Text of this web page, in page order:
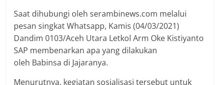
Saat dihubungi oleh serambinews.com melalui
pesan singkat Whatsapp, Kamis (04/03/2021)
Dandim 0103/Aceh Utara Letkol Arm Oke Kistiyanto
SAP membenarkan apa yang dilakukan
oleh Babinsa di Jajaranya.
Menurutnya, kegiatan sosialisasi tersebut untuk